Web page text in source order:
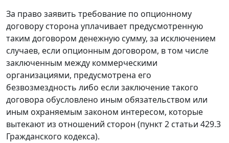
За право заявить требование по опционному
договору сторона уплачивает предусмотренную
таким договором денежную сумму, за исключением
случаев, если опционным договором, в том числе
заключенным между коммерческими
организациями, предусмотрена его
безвозмездность либо если заключение такого
договора обусловлено иным обязательством или
иным охраняемым законом интересом, которые
вытекают из отношений сторон (пункт 2 статьи 429.3
Гражданского кодекса).